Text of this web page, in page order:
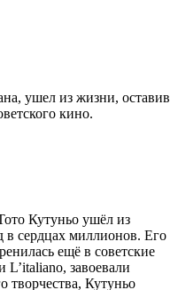
ушел из жизни, оставив
кино.
Кутуньо ушёл из
в сердцах миллионов. Его
ещё в советские
завоевали
творчества, Кутуньо